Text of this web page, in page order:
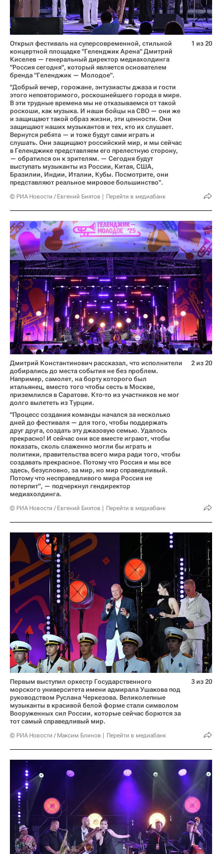
Открыл фестиваль на суперсовременной, стильной
концертной площадке "Геленджик Арена" Дмитрий
Киселев — генеральный директор медиахолдинга
"Россия сегодня", который является основателем
бренда "Геленджик — Молодое".
"Добрый вечер, горожане, энтузиасты джаза и гости
этого неповторимого, роскошнейшего города в мире.
В эти трудные времена мы не отказываемся от такой
роскоши, как музыка. И наши бойцы на СВО — они же
и защищают такой образ жизни, эти ценности. Они
защищают наших музыкантов и тех, кто их слушает.
Вернутся ребята — и тоже будут сами играть и
слушать. Они защищают российский мир, и мы сейчас
в Геленджике представляем его прелестную сторону,
— обратился он к зрителям. — Сегодня будут
выступать музыканты из России, Китая, США,
Бразилии, Индии, Италии, Кубы. Посмотрите, они
представляют реальное мировое большинство".
© РИА Новости / Евгений Биятов Перейти в медиабанк
1 из 20
Дмитрий Константинович рассказал, что исполнители
добирались до места события не без проблем.
Например, самолет, на борту которого был
итальянец, вместо того чтобы сесть в Москве,
приземлился в Саратове. Кто-то из участников не мог
долго вылететь из Турции.
"Процесс создания команды начался за несколько
дней до фестиваля — для того, чтобы поддержать
друг друга, создать эту джазовую семью. Удалось
прекрасно! И сейчас они все вместе играют, чтобы
показать, сколь слаженно могли бы играть и
политики, правительства всего мира ради того, чтобы
создавать прекрасное. Потому что Россия и мы все
здесь, безусловно, за мир, но мир справедливый.
Потому что несправедливого мира Россия не
потерпит", — подчеркнул гендиректор
медиахолдинга.
© РИА Новости / Евгений Биятов Перейти в медиабанк
2 из 20
Первым выступил оркестр Государственного
морского университета имени адмирала Ушакова под
руководством Руслана Черкезова. Великолепные
музыканты в красивой белой форме стали символом
Вооруженных сил России, которые сейчас борются за
тот самый справедливый мир.
© РИА Новости / Максим Блинов Перейти в медиабанк
3 из 20